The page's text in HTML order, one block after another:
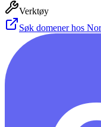
Verktøy
Søk domener hos